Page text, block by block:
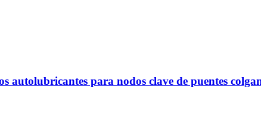
autolubricantes para nodos clave de puentes